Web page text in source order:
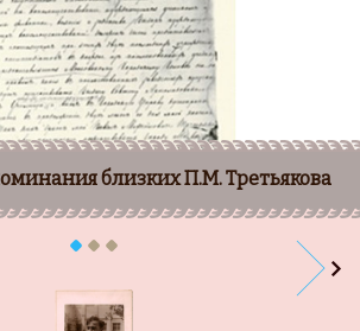
близких П.М. Третьякова
e